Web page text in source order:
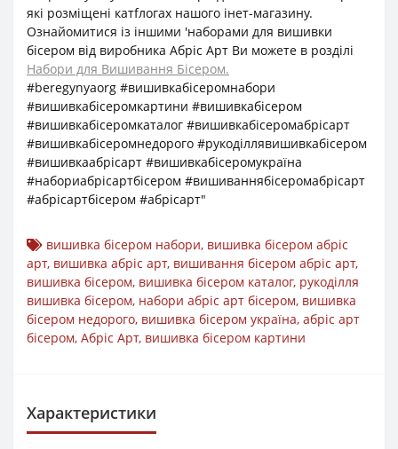
які розміщені катfлогах нашого інет-магазину.
Ознайомитися із іншими 'наборами для вишивки
бісером від виробника Абріс Арт Ви можете в розділі
Набори для Вишивання Бісером.
#beregynyaorg #вишивкабісеромнабори
#вишивкабісеромкартини #вишивкабісером
#вишивкабісеромкаталог #вишивкабісеромабрісарт
#вишивкабісеромнедорого #рукоділлявишивкабісером
#вишивкаабрісарт #вишивкабісеромукраїна
#набориабрісартбісером #вишиваннябісеромабрісарт
#абрісартбісером #абрісарт"
вишивка бісером набори, вишивка бісером абріс
арт, вишивка абріс арт, вишивання бісером абріс арт,
вишивка бісером, вишивка бісером каталог, рукоділля
вишивка бісером, набори абріс арт бісером, вишивка
бісером недорого, вишивка бісером україна, абріс арт
бісером, Абріс Арт, вишивка бісером картини
Характеристики